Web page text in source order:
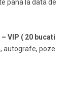
pana la data de
– VIP ( 20 bucati
autografe, poze